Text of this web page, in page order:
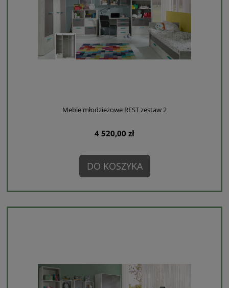
Meble młodzieżowe REST zestaw 2
4 520,00 zł
DO KOSZYKA